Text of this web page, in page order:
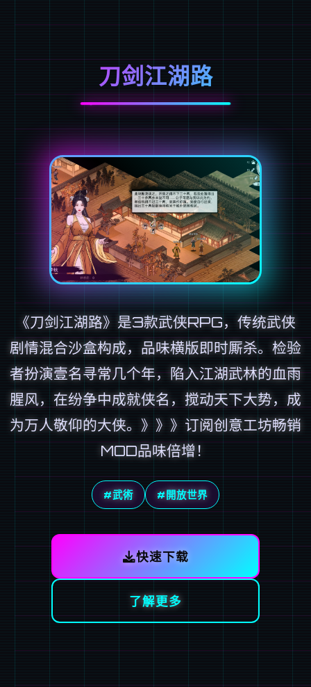
刀剑江湖路
《刀剑江湖路》是3款武侠RPG，传统武侠
剧情混合沙盒构成，品味横版即时厮杀。检验
者扮演壹名寻常几个年，陷入江湖武林的血雨
腥风，在纷争中成就侠名，搅动天下大势，成
为万人敬仰的大侠。》》》订阅创意工坊畅销
MOD品味倍增！
#武術 #開放世界
快速下载
了解更多